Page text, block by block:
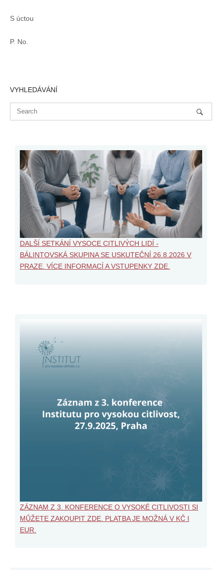
S úctou
P. No.
VYHLEDÁVÁNÍ
DALŠÍ SETKÁNÍ VYSOCE CITLIVÝCH LIDÍ -
BÁLINTOVSKÁ SKUPINA SE USKUTEČNÍ 26.8.2026 V
PRAZE. VÍCE INFORMACÍ A VSTUPENKY ZDE.
ZÁZNAM Z 3. KONFERENCE O VYSOKÉ CITLIVOSTI SI
MŮŽETE ZAKOUPIT ZDE. PLATBA JE MOŽNÁ V KČ I
EUR.